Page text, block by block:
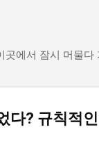
곳에서 잠시 머물다
? 규칙적